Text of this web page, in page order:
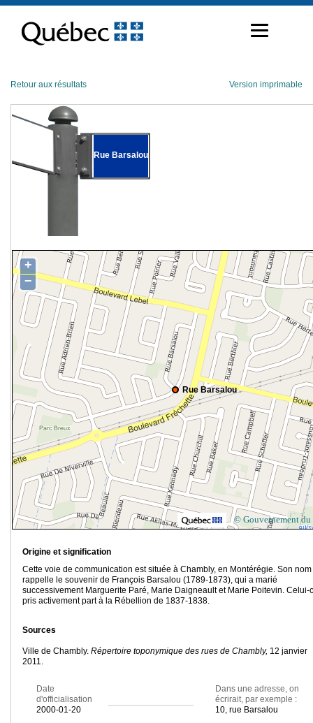
contenu
Retour aux résultats Version imprimable
Rue Barsalou
Rue Barsalou
+
−
© Gouvernement du
Origine et signification
Cette voie de communication est située à Chambly, en Montérégie. Son nom
rappelle le souvenir de François Barsalou (1789-1873), qui a marié
successivement Marguerite Paré, Marie Daigneault et Marie Poitevin. Celui-
pris activement part à la Rébellion de 1837-1838.
Sources
Ville de Chambly. Répertoire toponymique des rues de Chambly, 12 janvier
2011.
Date
d'officialisation
2000-01-20
Dans une adresse, on
écrirait, par exemple :
10, rue Barsalou